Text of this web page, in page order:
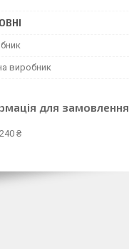
виробник
для замовлення
240 ₴